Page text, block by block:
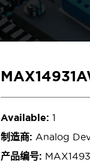
Available: 1
制造商: Analog
产品编号: